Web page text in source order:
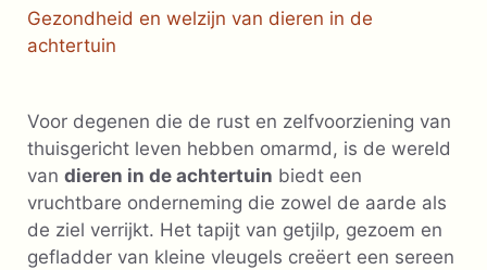
Gezondheid en welzijn van dieren in de
achtertuin
Voor degenen die de rust en zelfvoorziening van
thuisgericht leven hebben omarmd, is de wereld
van dieren in de achtertuin biedt een
vruchtbare onderneming die zowel de aarde als
de ziel verrijkt. Het tapijt van getjilp, gezoem en
gefladder van kleine vleugels creëert een sereen